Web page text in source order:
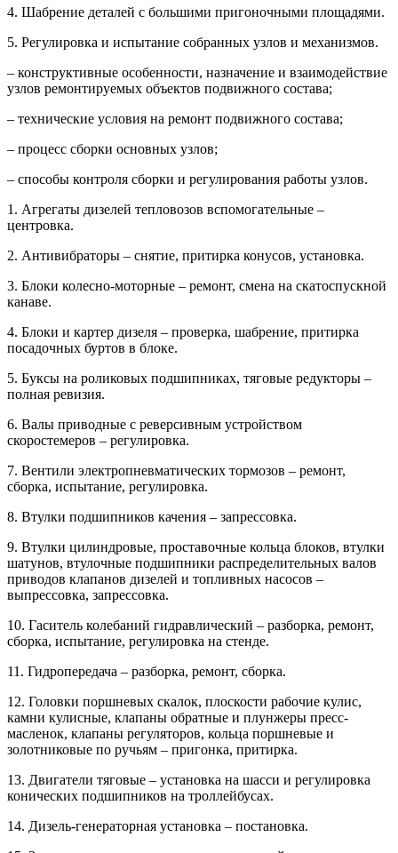
4. Шабрение деталей с большими пригоночными площадями.
5. Регулировка и испытание собранных узлов и механизмов.
– конструктивные особенности, назначение и взаимодействие
узлов ремонтируемых объектов подвижного состава;
– технические условия на ремонт подвижного состава;
– процесс сборки основных узлов;
– способы контроля сборки и регулирования работы узлов.
1. Агрегаты дизелей тепловозов вспомогательные –
центровка.
2. Антивибраторы – снятие, притирка конусов, установка.
3. Блоки колесно-моторные – ремонт, смена на скатоспускной
канаве.
4. Блоки и картер дизеля – проверка, шабрение, притирка
посадочных буртов в блоке.
5. Буксы на роликовых подшипниках, тяговые редукторы –
полная ревизия.
6. Валы приводные с реверсивным устройством
скоростемеров – регулировка.
7. Вентили электропневматических тормозов – ремонт,
сборка, испытание, регулировка.
8. Втулки подшипников качения – запрессовка.
9. Втулки цилиндровые, проставочные кольца блоков, втулки
шатунов, втулочные подшипники распределительных валов
приводов клапанов дизелей и топливных насосов –
выпрессовка, запрессовка.
10. Гаситель колебаний гидравлический – разборка, ремонт,
сборка, испытание, регулировка на стенде.
11. Гидропередача – разборка, ремонт, сборка.
12. Головки поршневых скалок, плоскости рабочие кулис,
камни кулисные, клапаны обратные и плунжеры пресс-
масленок, клапаны регуляторов, кольца поршневые и
золотниковые по ручьям – пригонка, притирка.
13. Двигатели тяговые – установка на шасси и регулировка
конических подшипников на троллейбусах.
14. Дизель-генераторная установка – постановка.